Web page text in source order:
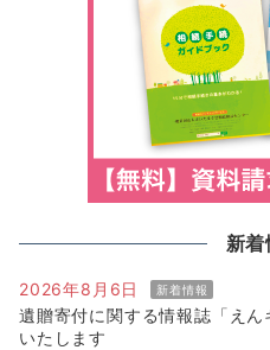
新着
2026年8月6日 新着情報
遺贈寄付に関する情報誌「え
いたします